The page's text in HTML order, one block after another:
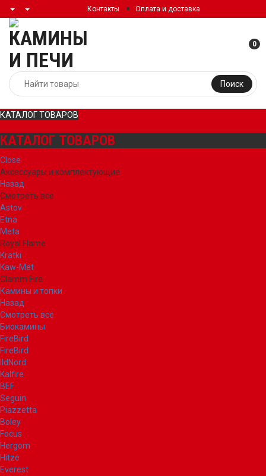
Контакты Оплата и доставка
Поиск
0
КАТАЛОГ ТОВАРОВ
КАТАЛОГ ТОВАРОВ
Close
Аксессуары и комплектующие
Назад
Смотреть все
Astov
Etna
Meta
Royal Flame
Kratki
Kaw-Met
Glamm Fire
Камины и топки
Назад
Смотреть все
Биокамины
FireBird
FireBird
IldNord
Kalfire
BEF
Seguin
Piazzetta
Boley
Focus
Hergom
Hitze
Everest